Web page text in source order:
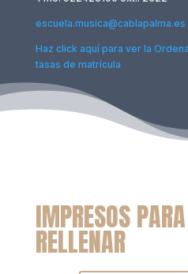
escuela.musica@cablapalma.es
Haz click aquí para ver la
tasas de matrícula
IMPRESOS
RELLENAR